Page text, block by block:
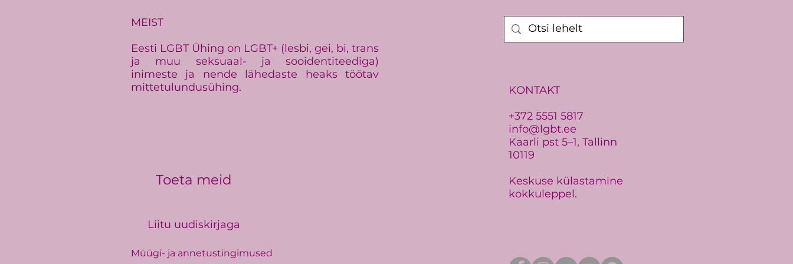
Eestis
MEIST
Eesti LGBT Ühing on LGBT+ (lesbi, gei, bi, trans
ja muu seksuaal- ja sooidentiteediga)
inimeste ja nende lähedaste heaks töötav
mittetulundusühing.
Toeta meid
KONTAKT
+372 5551 5817
info@lgbt.ee
Kaarli pst 5–1, Tallinn
10119
Keskuse külastamine
kokkuleppel.
Liitu uudiskirjaga
Müügi- ja annetustingimused